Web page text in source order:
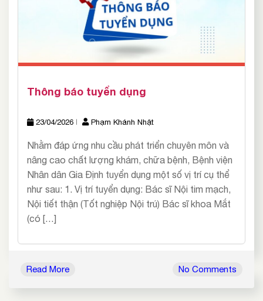
Thông báo tuyển dụng
23/04/2026 Phạm Khánh Nhật
Nhằm đáp ứng nhu cầu phát triển chuyên môn và
nâng cao chất lượng khám, chữa bệnh, Bệnh viện
Nhân dân Gia Định tuyển dụng một số vị trí cụ thể
như sau: 1. Vị trí tuyển dụng: Bác sĩ Nội tim mạch,
Nội tiết thận (Tốt nghiệp Nội trú) Bác sĩ khoa Mắt
(có […]
Read More No Comments